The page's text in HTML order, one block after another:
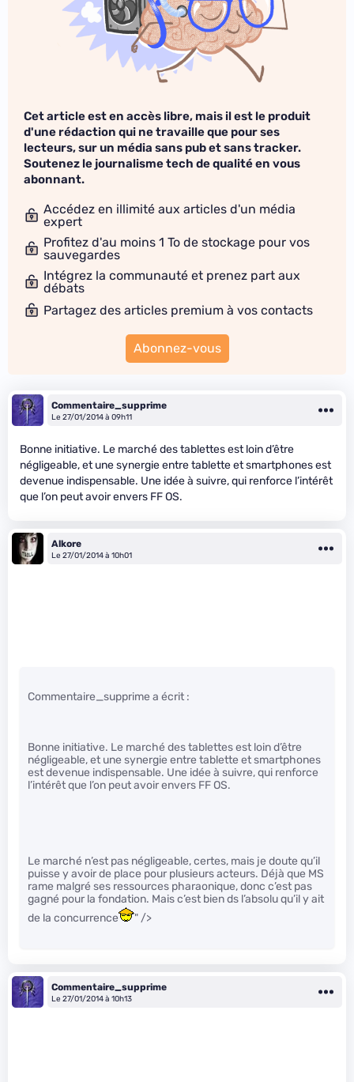
Cet article est en accès libre, mais il est le produit
d'une rédaction qui ne travaille que pour ses
lecteurs, sur un média sans pub et sans tracker.
Soutenez le journalisme tech de qualité en vous
abonnant.
Accédez en illimité aux articles d'un média
expert
Profitez d'au moins 1 To de stockage pour vos
sauvegardes
Intégrez la communauté et prenez part aux
débats
Partagez des articles premium à vos contacts
Abonnez-vous
Commentaire_supprime
Le 27/01/2014 à 09h11
Bonne initiative. Le marché des tablettes est loin d’être
négligeable, et une synergie entre tablette et smartphones est
devenue indispensable. Une idée à suivre, qui renforce l’intérêt
que l’on peut avoir envers FF OS.
Alkore
Le 27/01/2014 à 10h01
Commentaire_supprime a écrit :
Bonne initiative. Le marché des tablettes est loin d’être
négligeable, et une synergie entre tablette et smartphones
est devenue indispensable. Une idée à suivre, qui renforce
l’intérêt que l’on peut avoir envers FF OS.
Le marché n’est pas négligeable, certes, mais je doute qu’il
puisse y avoir de place pour plusieurs acteurs. Déjà que MS
rame malgré ses ressources pharaonique, donc c’est pas
gagné pour la fondation. Mais c’est bien ds l’absolu qu’il y ait
de la concurrence
" />
Commentaire_supprime
Le 27/01/2014 à 10h13